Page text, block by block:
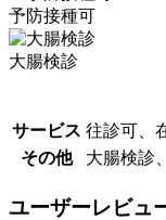
予防接種可
大腸検診
サービス 往診可、
その他
大腸検診
ユーザーレビュ